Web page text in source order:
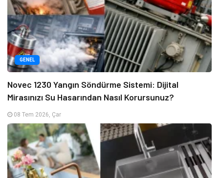
GENEL
Novec 1230 Yangın Söndürme Sistemi: Dijital
Mirasınızı Su Hasarından Nasıl Korursunuz?
08 Tem 2026, Çar